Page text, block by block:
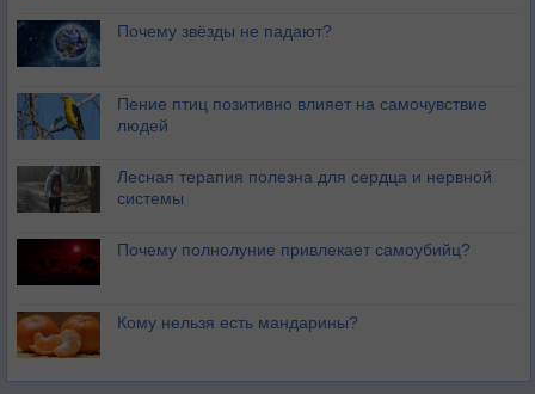
Почему звёзды не падают?
Пение птиц позитивно влияет на самочувствие
людей
Лесная терапия полезна для сердца и нервной
системы
Почему полнолуние привлекает самоубийц?
Кому нельзя есть мандарины?